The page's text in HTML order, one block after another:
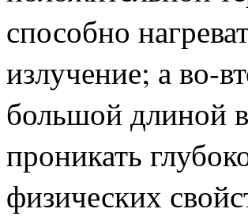
способно
излучение; а во-
большой длиной
проникать
физических